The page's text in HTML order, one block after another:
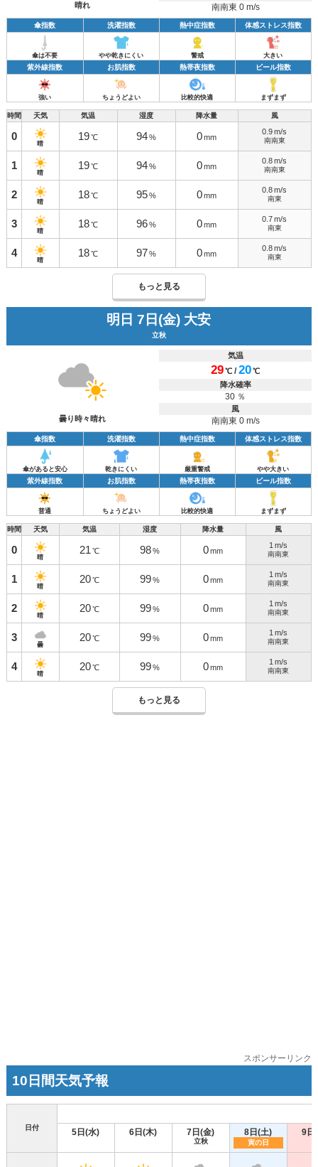
晴れ 南南東 0 m/s
傘指数 洗濯指数 熱中症指数 体感ストレス指数
傘は不要 やや乾きにくい 警戒 大きい
紫外線指数 お肌指数 熱帯夜指数 ビール指数
強い ちょうどよい 比較的快適 まずまず
時間 天気 気温 湿度 降水量 風
0
晴
19 ℃ 94 % 0 mm
0.9 m/s
南南東
1
晴
19 ℃ 94 % 0 mm
0.8 m/s
南南東
2
晴
18 ℃ 95 % 0 mm
0.8 m/s
南東
3
晴
18 ℃ 96 % 0 mm
0.7 m/s
南東
4
晴
18 ℃ 97 % 0 mm
0.8 m/s
南東
もっと見る
明日 7日(金) 大安
立秋
曇り時々晴れ
気温
29℃ /20℃
降水確率
30 ％
風
南南東 0 m/s
傘指数 洗濯指数 熱中症指数 体感ストレス指数
傘があると安心 乾きにくい 厳重警戒 やや大きい
紫外線指数 お肌指数 熱帯夜指数 ビール指数
普通 ちょうどよい 比較的快適 まずまず
時間 天気 気温 湿度 降水量 風
0
晴
21 ℃ 98 % 0 mm
1 m/s
南南東
1
晴
20℃ 99 % 0 mm
1 m/s
南南東
2
晴
20℃ 99 % 0 mm
1 m/s
南南東
3
曇
20℃ 99 % 0 mm
1 m/s
南南東
4
晴
20℃ 99 % 0 mm
1 m/s
南南東
もっと見る
スポンサーリンク
10日間天気予報
日付 5日(水) 6日(木) 7日(金)
立秋
8日(土)
寅の日
9日